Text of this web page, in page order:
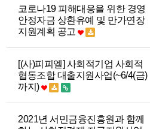
코로나19 피해대응을 위한 경영
안정자금 상환유예 및 만가연장
지원계획 공고
[(사)피피엘] 사회적기업 사회적
협동조합 대출지원사업(~6/4(금)
까지)
2021년 서민금융진흥원과 함께